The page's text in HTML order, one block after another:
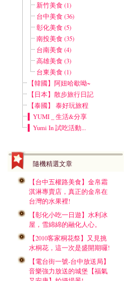
新竹美食 (1)
台中美食 (36)
彰化美食 (5)
南投美食 (35)
台南美食 (4)
高雄美食 (3)
台東美食 (1)
【韓國】阿妞哈歇呦~
【日本】散步旅行日記
【泰國】 泰好玩旅程
▍YUMI _ 生活&分享
▍Yumi In 試吃活動...
隨機精選文章
【台中五權路美食】金帛霜
淇淋專賣店，真正的金帛在
台灣的水果裡!
【彰化小吃一日遊】水利冰
屋，雪綿綿的融化人心。
【2010客家桐花祭】又見挑
水桐花，這一次是盛開期囉!
【電台街一號-台中放送局】
音樂強力放送的城堡【福氣